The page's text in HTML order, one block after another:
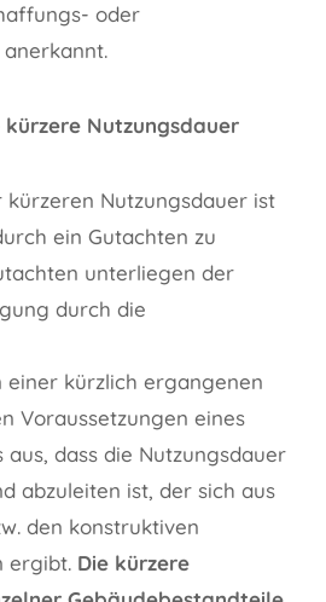
oder
Nutzungsdauer
kürzeren Nutzungsdauer ist
ein Gutachten zu
unterliegen der
durch die
einer kürzlich ergangenen
Voraussetzungen eines
aus, dass die Nutzungsdauer
abzuleiten ist, der sich aus
den konstruktiven
ergibt. Die kürzere